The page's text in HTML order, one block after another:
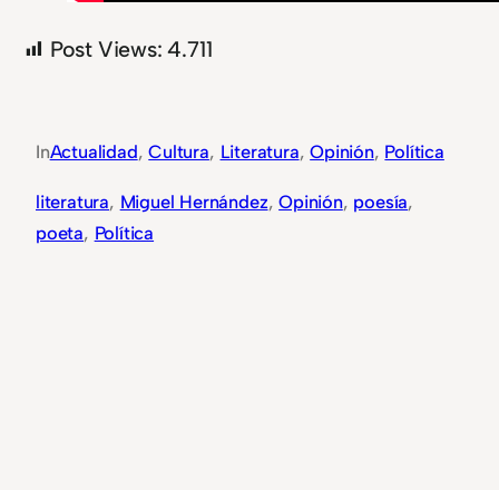
Post Views: 4.711
InActualidad, Cultura, Literatura, Opinión, Política
literatura, Miguel Hernández, Opinión, poesía
poeta, Política